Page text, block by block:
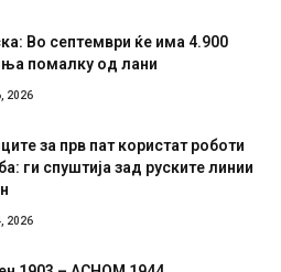
Во септември ќе има 4.900
помалку од лани
2026
за прв пат користат роботи
ги спуштија зад руските линии
2026